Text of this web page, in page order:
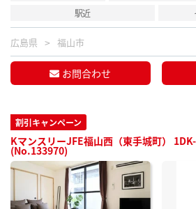
駅近
広島県 福山市
お問合わせ
割引キャンペーン
KマンスリーJFE福山西（東手城町） 1DK-
(No.133970)